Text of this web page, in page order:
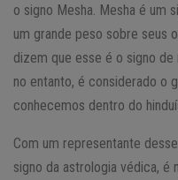
o signo Mesha. Mesha é um
um grande peso sobre seus
dizem que esse é o signo de
no entanto, é considerado o
conhecemos dentro do
Com um representante
signo da astrologia védica, é